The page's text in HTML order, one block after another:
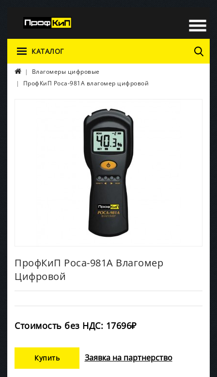
КАТАЛОГ
Влагомеры цифровые
ПрофКиП Роса-981А влагомер цифровой
ПрофКиП Роса-981А Влагомер
Цифровой
Стоимость без НДС: 17696₽
Купить Заявка на партнерство